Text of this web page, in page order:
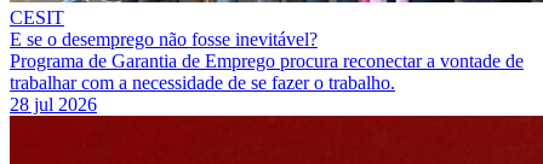
CESIT
E se o desemprego não fosse inevitável?
Programa de Garantia de Emprego procura reconectar a vontade de
trabalhar com a necessidade de se fazer o trabalho.
28 jul 2026